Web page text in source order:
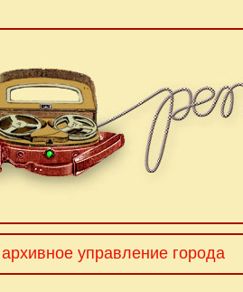
управление города